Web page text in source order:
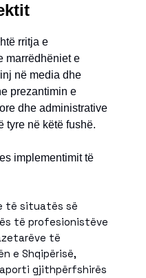
rritja e
marrëdhëniet e
në media dhe
prezantimin e
dhe administrative
tyre në këtë fushë.
implementimit të
të situatës së
të profesionistëve
të
e Shqipërisë,
gjithpërfshirës